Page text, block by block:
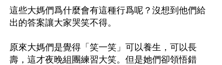
這些大媽們爲什麼會有這種行爲呢？沒想到他們給
出的答案讓大家哭笑不得。
原來大媽們是覺得「笑一笑」可以養生，可以長
壽，這才夜晚組團練習大笑。但是她們卻領悟錯